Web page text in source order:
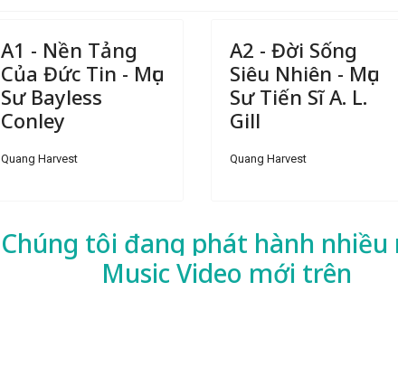
A1 - Nền Tảng
Của Đức Tin - Mục
Sư Bayless
Conley
Quang Harvest
A2 - Đời Sống
Siêu Nhiên - Mục
Sư Tiến Sĩ A. L.
Gill
Quang Harvest
Chúng tôi đang phát hành nhiều
Music Video mới trên